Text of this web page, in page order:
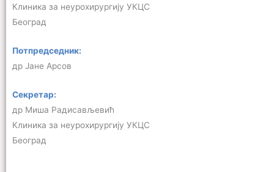
Клиника за неурохирургију УКЦС
Београд
Потпредседник:
др Јане Арсов
Секретар:
др Миша Радисављевић
Клиника за неурохирургију УКЦС
Београд